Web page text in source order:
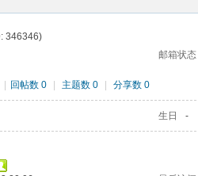
346346)
邮箱状态
回帖数 0 主题数 0 分享数 0
生日 -